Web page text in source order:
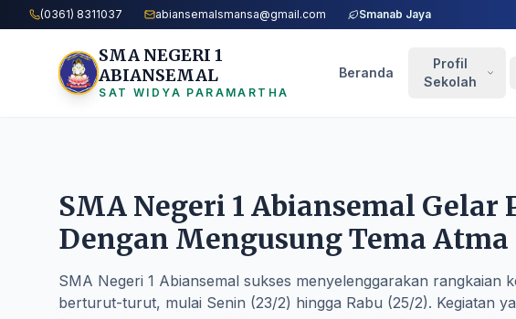
(0361) 8311037 abiansemalsmansa@gmail.com Smanab Jaya
SMA NEGERI 1
ABIANSEMAL
SAT WIDYA PARAMARTHA
Beranda
Profil
Sekolah
SMA Negeri 1 Abiansemal
Dengan Mengusung Tema
SMA Negeri 1 Abiansemal sukses menyelenggarakan rangkaian
berturut-turut, mulai Senin (23/2) hingga Rabu (25/2). Kegiatan